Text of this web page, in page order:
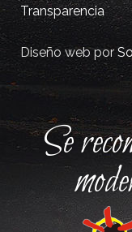
Transparencia
Diseño web por
Se